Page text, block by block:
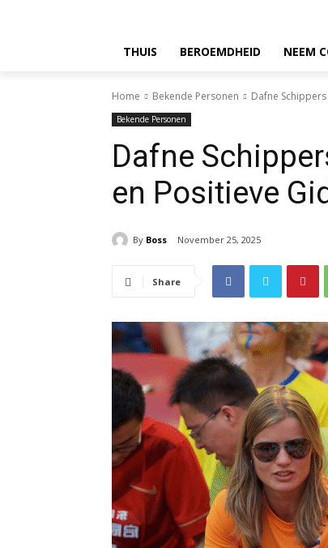
THUIS BEROEMDHEID NEEM
Home Bekende Personen Dafne
Bekende Personen
Dafne
en Positieve
By Boss November 25, 2025
Share